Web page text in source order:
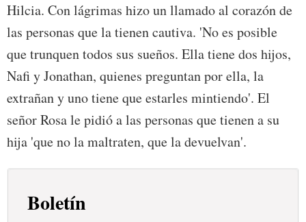
Hilcia. Con lágrimas hizo un llamado al corazón de
las personas que la tienen cautiva. 'No es posible
que trunquen todos sus sueños. Ella tiene dos hijos,
Nafi y Jonathan, quienes preguntan por ella, la
extrañan y uno tiene que estarles mintiendo'. El
señor Rosa le pidió a las personas que tienen a su
hija 'que no la maltraten, que la devuelvan'.
Boletín